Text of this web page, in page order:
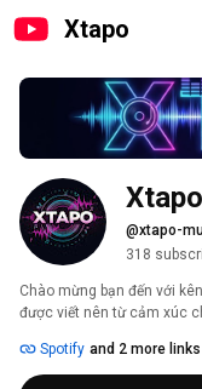
Xtapo
Xtapo
@xtapo-
318
Chào mừng bạn đến với
được viết nên từ cảm xúc
mong rằng sẽ chạm đến
cùng lắng nghe và cảm
Spotify and 2 more links